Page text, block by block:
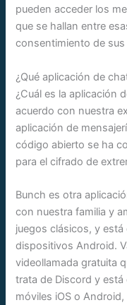
pueden acceder los
que se hallan entre
consentimiento de sus
¿Qué aplicación de
¿Cuál es la aplicación
acuerdo con nuestra
aplicación de
código abierto se ha
para el cifrado de
Bunch es otra
con nuestra familia y
juegos clásicos, y
dispositivos Android.
videollamada gratuita
trata de Discord y
móviles iOS o